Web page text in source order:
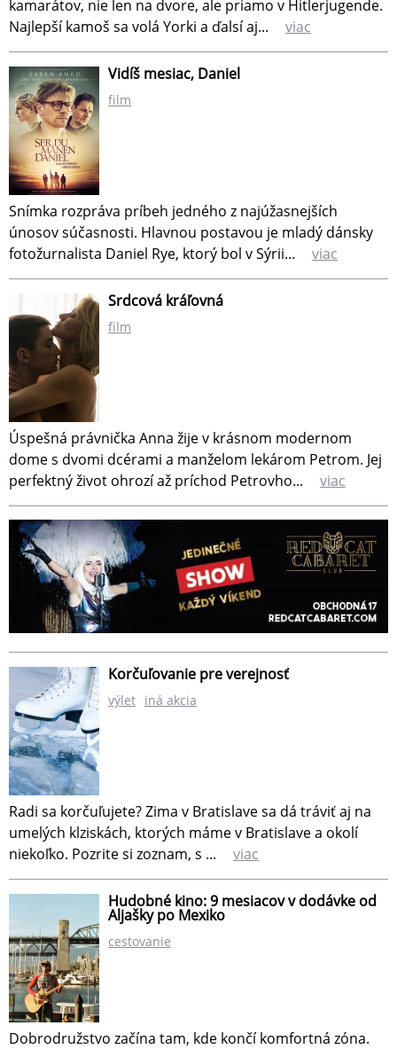
kamarátov, nie len na dvore, ale priamo v Hitlerjugende.
Najlepší kamoš sa volá Yorki a ďalsí aj...
viac
Vidíš mesiac, Daniel
film
Snímka rozpráva príbeh jedného z najúžasnejších
únosov súčasnosti. Hlavnou postavou je mladý dánsky
fotožurnalista Daniel Rye, ktorý bol v Sýrii...
viac
Srdcová kráľovná
film
Úspešná právnička Anna žije v krásnom modernom
dome s dvomi dcérami a manželom lekárom Petrom. Jej
perfektný život ohrozí až príchod Petrovho...
viac
Korčuľovanie pre verejnosť
výlet iná akcia
Radi sa korčuľujete? Zima v Bratislave sa dá tráviť aj na
umelých klziskách, ktorých máme v Bratislave a okolí
niekoľko. Pozrite si zoznam, s ...
viac
Hudobné kino: 9 mesiacov v dodávke od
Aljašky po Mexiko
cestovanie
Dobrodružstvo začína tam, kde končí komfortná zóna.